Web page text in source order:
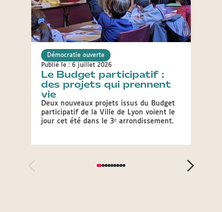
Démocratie ouverte
Publié le : 6 juillet 2026
Le Budget participatif :
des projets qui prennent
vie
Deux nouveaux projets issus du Budget
participatif de la Ville de Lyon voient le
jour cet été dans le 3ᵉ arrondissement.